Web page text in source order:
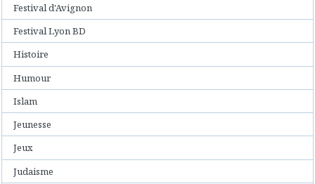
Festival d'Avignon
Festival Lyon BD
Histoire
Humour
Islam
Jeunesse
Jeux
Judaisme